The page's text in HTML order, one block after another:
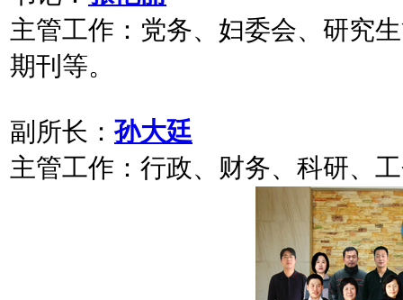
主管工作： 党务、妇委会、研究
期刊等。
副所长： 孙大廷
主管工作： 行政、财务、科研、